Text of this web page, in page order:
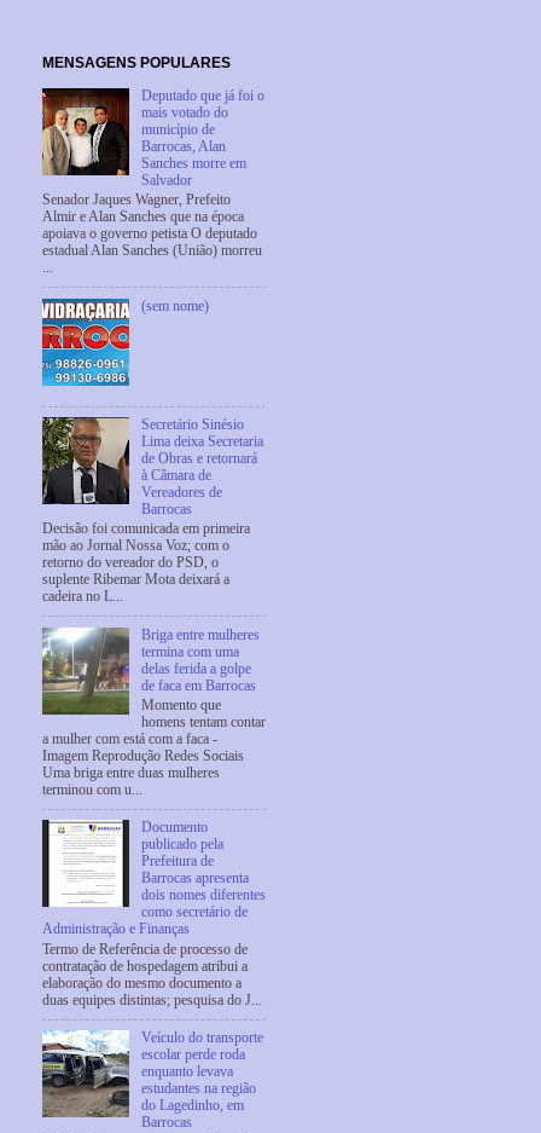
MENSAGENS POPULARES
Deputado que já foi o
mais votado do
município de
Barrocas, Alan
Sanches morre em
Salvador
Senador Jaques Wagner, Prefeito
Almir e Alan Sanches que na época
apoiava o governo petista O deputado
estadual Alan Sanches (União) morreu
...
(sem nome)
Secretário Sinésio
Lima deixa Secretaria
de Obras e retornará
à Câmara de
Vereadores de
Barrocas
Decisão foi comunicada em primeira
mão ao Jornal Nossa Voz; com o
retorno do vereador do PSD, o
suplente Ribemar Mota deixará a
cadeira no L...
Briga entre mulheres
termina com uma
delas ferida a golpe
de faca em Barrocas
Momento que
homens tentam contar
a mulher com está com a faca -
Imagem Reprodução Redes Sociais
Uma briga entre duas mulheres
terminou com u...
Documento
publicado pela
Prefeitura de
Barrocas apresenta
dois nomes diferentes
como secretário de
Administração e Finanças
Termo de Referência de processo de
contratação de hospedagem atribui a
elaboração do mesmo documento a
duas equipes distintas; pesquisa do J...
Veículo do transporte
escolar perde roda
enquanto levava
estudantes na região
do Lagedinho, em
Barrocas